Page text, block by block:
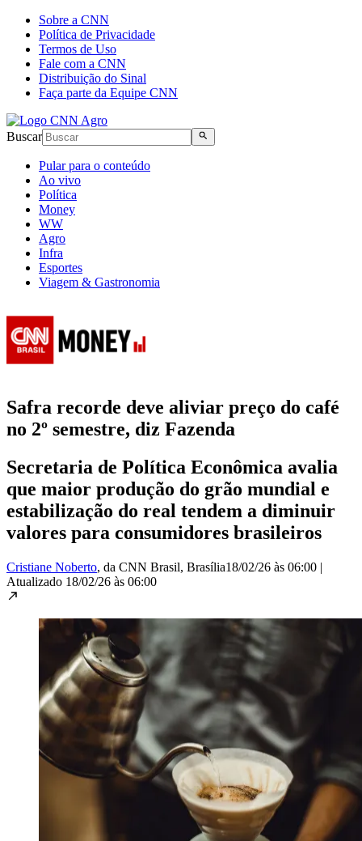
Sobre a CNN
Política de Privacidade
Termos de Uso
Fale com a CNN
Distribuição do Sinal
Faça parte da Equipe CNN
Buscar
Pular para o conteúdo
Ao vivo
Política
Money
WW
Agro
Infra
Esportes
Viagem & Gastronomia
Safra recorde deve aliviar preço do café
no 2º semestre, diz Fazenda
Secretaria de Política Econômica avalia
que maior produção do grão mundial e
estabilização do real tendem a diminuir
valores para consumidores brasileiros
Cristiane Noberto, da CNN Brasil, Brasília18/02/26 às 06:00 |
Atualizado 18/02/26 às 06:00